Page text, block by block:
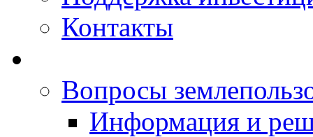
Контакты
Вопросы
Информация и